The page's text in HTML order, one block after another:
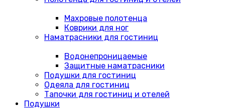
Махровые полотенца
Коврики для ног
Наматрасники для гостиниц
Водонепроницаемые
Защитные наматрасники
Подушки для гостиниц
Одеяла для гостиниц
Тапочки для гостиниц и отелей
Подушки